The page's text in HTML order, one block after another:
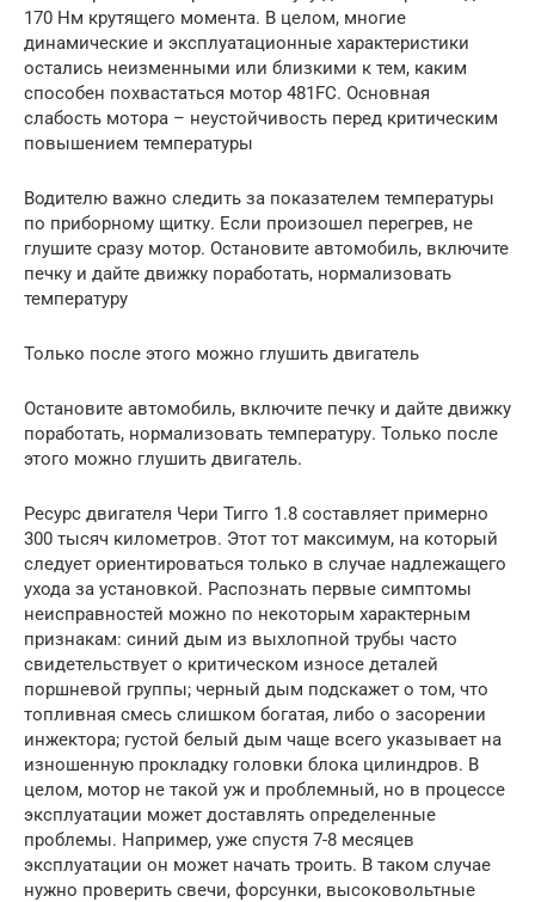
170 Нм крутящего момента. В целом, многие
динамические и эксплуатационные характеристики
остались неизменными или близкими к тем, каким
способен похвастаться мотор 481FC. Основная
слабость мотора – неустойчивость перед критическим
повышением температуры
Водителю важно следить за показателем температуры
по приборному щитку. Если произошел перегрев, не
глушите сразу мотор. Остановите автомобиль, включите
печку и дайте движку поработать, нормализовать
температуру
Только после этого можно глушить двигатель
Остановите автомобиль, включите печку и дайте движку
поработать, нормализовать температуру. Только после
этого можно глушить двигатель.
Ресурс двигателя Чери Тигго 1.8 составляет примерно
300 тысяч километров. Этот тот максимум, на который
следует ориентироваться только в случае надлежащего
ухода за установкой. Распознать первые симптомы
неисправностей можно по некоторым характерным
признакам: синий дым из выхлопной трубы часто
свидетельствует о критическом износе деталей
поршневой группы; черный дым подскажет о том, что
топливная смесь слишком богатая, либо о засорении
инжектора; густой белый дым чаще всего указывает на
изношенную прокладку головки блока цилиндров. В
целом, мотор не такой уж и проблемный, но в процессе
эксплуатации может доставлять определенные
проблемы. Например, уже спустя 7-8 месяцев
эксплуатации он может начать троить. В таком случае
нужно проверить свечи, форсунки, высоковольтные